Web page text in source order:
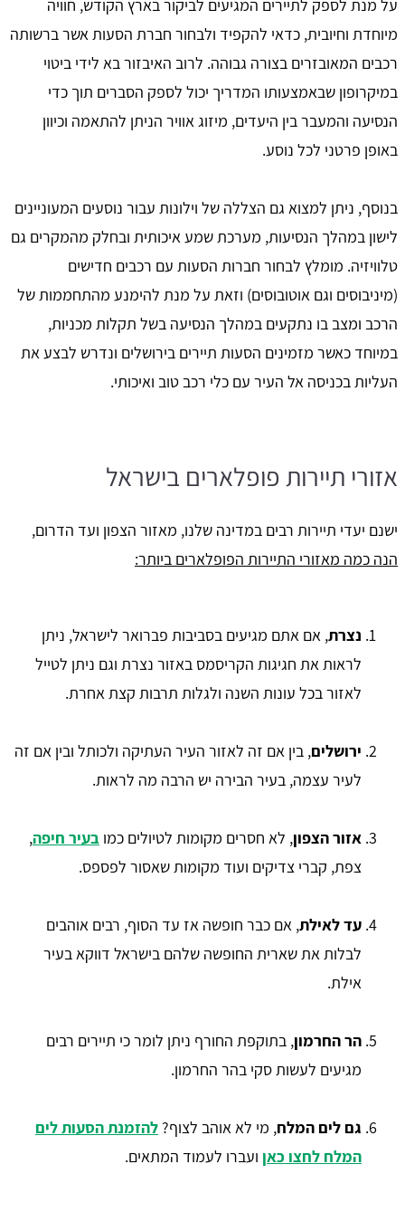
על מנת לספק לתיירים המגיעים לביקור בארץ הקודש, חוויה
מיוחדת וחיובית, כדאי להקפיד ולבחור חברת הסעות אשר ברשותה
רכבים המאובזרים בצורה גבוהה. לרוב האיבזור בא לידי ביטוי
במיקרופון שבאמצעותו המדריך יכול לספק הסברים תוך כדי
הנסיעה והמעבר בין היעדים, מיזוג אוויר הניתן להתאמה וכיוון
באופן פרטני לכל נוסע.
בנוסף, ניתן למצוא גם הצללה של וילונות עבור נוסעים המעוניינים
לישון במהלך הנסיעות, מערכת שמע איכותית ובחלק מהמקרים גם
טלוויזיה. מומלץ לבחור חברות הסעות עם רכבים חדישים
(מיניבוסים וגם אוטובוסים) וזאת על מנת להימנע מהתחממות של
הרכב ומצב בו נתקעים במהלך הנסיעה בשל תקלות מכניות,
במיוחד כאשר מזמינים הסעות תיירים בירושלים ונדרש לבצע את
העליות בכניסה אל העיר עם כלי רכב טוב ואיכותי.
אזורי תיירות פופלארים בישראל
ישנם יעדי תיירות רבים במדינה שלנו, מאזור הצפון ועד הדרום,
הנה כמה מאזורי התיירות הפופלארים ביותר:
נצרת, אם אתם מגיעים בסביבות פברואר לישראל, ניתן
לראות את חגיגות הקריסמס באזור נצרת וגם ניתן לטייל
לאזור בכל עונות השנה ולגלות תרבות קצת אחרת.
ירושלים, בין אם זה לאזור העיר העתיקה ולכותל ובין אם זה
לעיר עצמה, בעיר הבירה יש הרבה מה לראות.
אזור הצפון, לא חסרים מקומות לטיולים כמו בעיר חיפה,
צפת, קברי צדיקים ועוד מקומות שאסור לפספס.
עד לאילת, אם כבר חופשה אז עד הסוף, רבים אוהבים
לבלות את שארית החופשה שלהם בישראל דווקא בעיר
אילת.
הר החרמון, בתוקפת החורף ניתן לומר כי תיירים רבים
מגיעים לעשות סקי בהר החרמון.
גם לים המלח, מי לא אוהב לצוף? להזמנת הסעות לים
המלח לחצו כאן ועברו לעמוד המתאים.